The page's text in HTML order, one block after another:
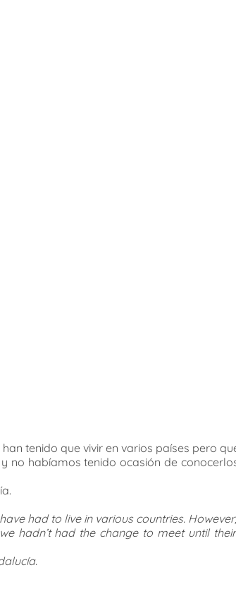
tenido que vivir en varios países pero
no habíamos tenido ocasión de
had to live in various countries.
hadn’t had the change to meet until